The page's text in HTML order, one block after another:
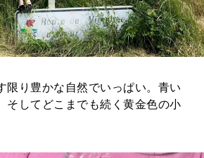
限り豊かな自然でいっぱい。青い
そしてどこまでも続く黄金色の小